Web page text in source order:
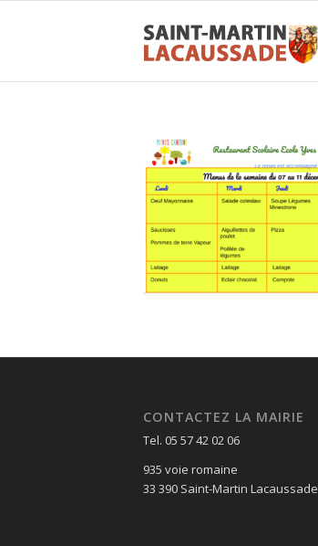
CONTACTEZ LA MAIRIE
Tel. 05 57 42 02 06
935 voie romaine
33 390 Saint-Martin Lacaussade